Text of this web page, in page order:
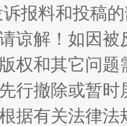
谢
报料和投稿
谅解！如因
权和其它问题
行撤除或暂
据有关法律